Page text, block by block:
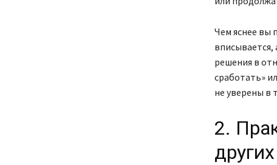
Чем яснее вы
решения в
сработать»
не уверены в
2.